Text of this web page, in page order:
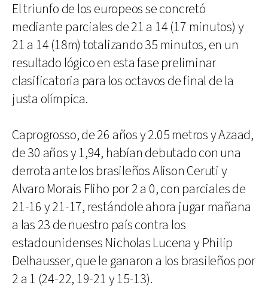
El triunfo de los europeos se concretó
mediante parciales de 21 a 14 (17 minutos) y
21 a 14 (18m) totalizando 35 minutos, en un
resultado lógico en esta fase preliminar
clasificatoria para los octavos de final de la
justa olímpica.
Caprogrosso, de 26 años y 2.05 metros y Azaad,
de 30 años y 1,94, habían debutado con una
derrota ante los brasileños Alison Ceruti y
Alvaro Morais Fliho por 2 a 0, con parciales de
21-16 y 21-17, restándole ahora jugar mañana
a las 23 de nuestro país contra los
estadounidenses Nicholas Lucena y Philip
Delhausser, que le ganaron a los brasileños por
2 a 1 (24-22, 19-21 y 15-13).